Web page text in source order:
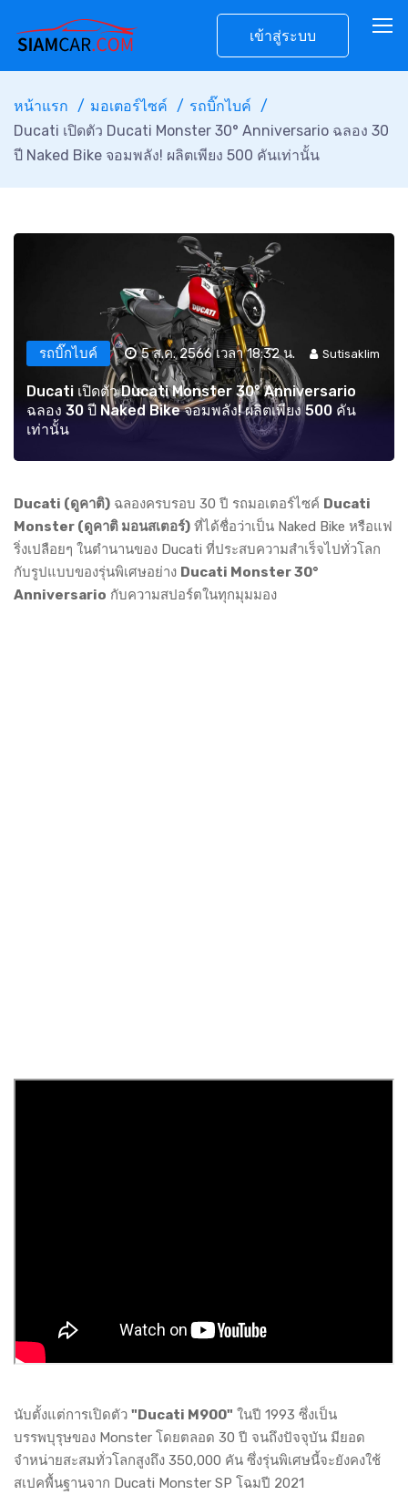
เข้าสู่ระบบ
หน้าแรก มอเตอร์ไซค์
รถบิ๊กไบค์
Ducati เปิดตัว Ducati Monster 30° Anniversario ฉลอง 30
ปี Naked Bike จอมพลัง! ผลิตเพียง 500 คันเท่านั้น
รถบิ๊กไบค์ 5 ส.ค. 2566 เวลา 18:32 น. Sutisaklim
Ducati เปิดตัว Ducati Monster 30° Anniversario
ฉลอง 30 ปี Naked Bike จอมพลัง! ผลิตเพียง 500 คัน
เท่านั้น
Ducati (ดูคาติ) ฉลองครบรอบ 30 ปี รถมอเตอร์ไซค์ Ducati
Monster (ดูคาติ มอนสเตอร์) ที่ได้ชื่อว่าเป็น Naked Bike หรือแฟ
ริ่งเปลือยๆ ในตำนานของ Ducati ที่ประสบความสำเร็จไปทั่วโลก
กับรูปแบบของรุ่นพิเศษอย่าง Ducati Monster 30°
Anniversario กับความสปอร์ตในทุกมุมมอง
นับตั้งแต่การเปิดตัว "Ducati M900" ในปี 1993 ซึ่งเป็น
บรรพบุรุษของ Monster โดยตลอด 30 ปี จนถึงปัจจุบัน มียอด
จำหน่ายสะสมทั่วโลกสูงถึง 350,000 คัน ซึ่งรุ่นพิเศษนี้จะยังคงใช้
สเปคพื้นฐานจาก Ducati Monster SP โฉมปี 2021